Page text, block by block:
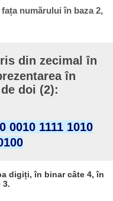
numărului în baza 2,
din zecimal în
în
doi (2):
0010 1111 1010
digiți, în binar câte 4, în
3.